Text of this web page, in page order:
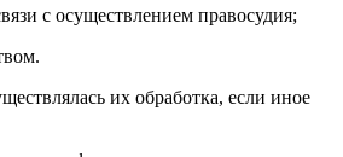
с осуществлением правосудия;
их обработка, если иное